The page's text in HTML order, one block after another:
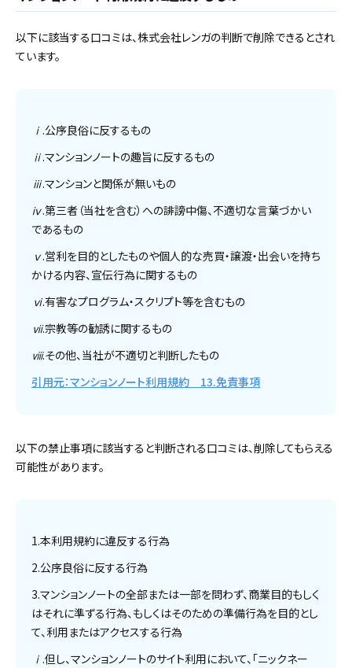
以下に該当する口コミは、株式会社レンガの判断で削除できるとされ
ています。
ⅰ.公序良俗に反するもの
ⅱ.マンションノートの趣旨に反するもの
ⅲ.マンションと関係が無いもの
ⅳ.第三者（当社を含む）への誹謗中傷、不適切な言葉づかい
であるもの
ⅴ.営利を目的としたものや個人的な売買・譲渡・出会いを持ち
かける内容、宣伝行為に関するもの
ⅵ.有害なプログラム・スクリプト等を含むもの
ⅶ.宗教等の勧誘に関するもの
ⅷ.その他、当社が不適切と判断したもの
引用元：マンションノート利用規約 13.免責事項
以下の禁止事項に該当すると判断される口コミは、削除してもらえる
可能性があります。
1.本利用規約に違反する行為
2.公序良俗に反する行為
3.マンションノートの全部または一部を問わず、商業目的もしく
はそれに準ずる行為、もしくはそのための準備行為を目的とし
て、利用またはアクセスする行為
ⅰ.但し、マンションノートのサイト利用において、「ニックネー